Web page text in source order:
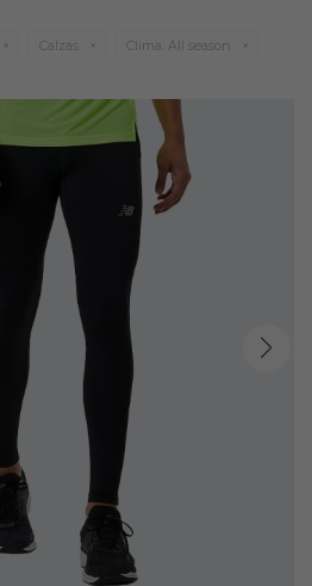
Calzas Clima: All season